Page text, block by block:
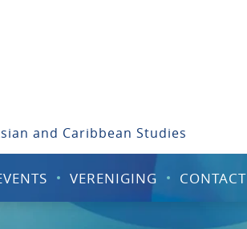
and Caribbean Studies
VERENIGING CONTACT